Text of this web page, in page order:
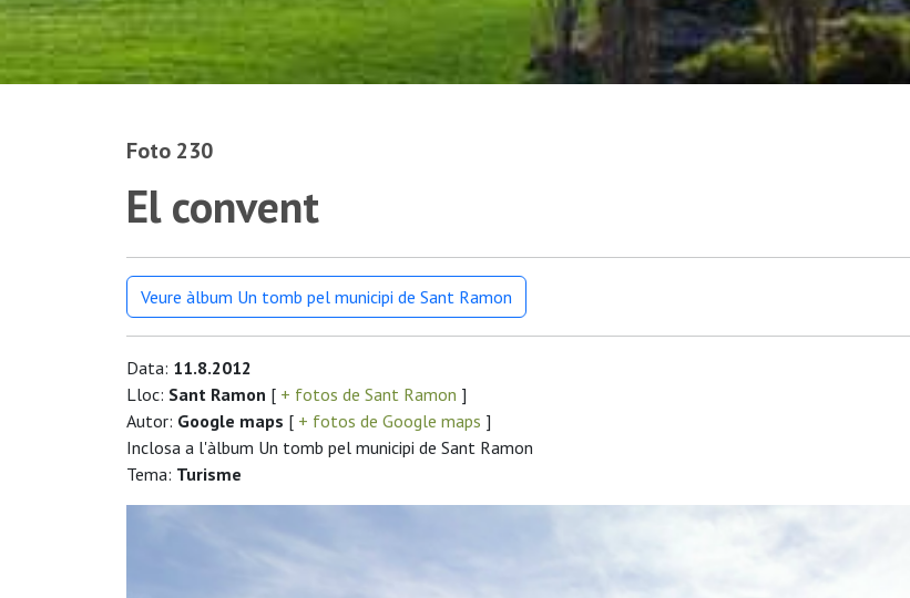
Foto 230
El convent
Veure àlbum Un tomb pel municipi de Sant Ramon
Data: 11.8.2012
Lloc: Sant Ramon [ + fotos de Sant Ramon ]
Autor: Google maps [ + fotos de Google maps ]
Inclosa a l'àlbum Un tomb pel municipi de Sant Ramon
Tema: Turisme